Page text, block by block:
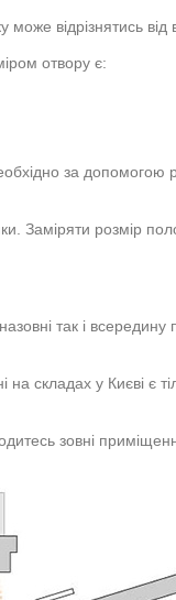
відрізнятись від
отвору є:
за допомогою
Заміряти розмір
так і
у Києві є
зовні